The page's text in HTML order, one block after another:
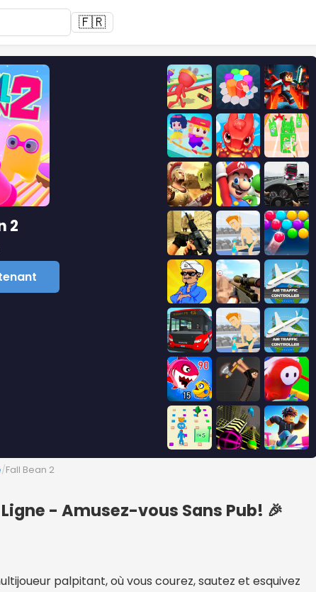
🇫🇷
2
/Fall Bean 2
- Amusez-vous Sans Pub! 🎉
palpitant, où vous courez, sautez et esquivez